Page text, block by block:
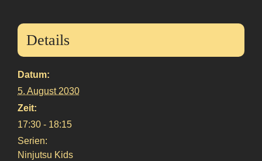
Details
Datum:
5. August 2030
Zeit:
17:30 - 18:15
Serien:
Ninjutsu Kids